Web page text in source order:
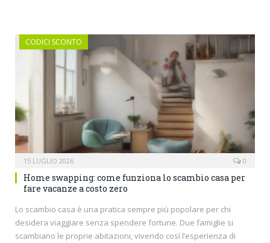
CODICI SCONTO
15 LUGLIO 2026 0
Home swapping: come funziona lo scambio casa per
fare vacanze a costo zero
Lo scambio casa è una pratica sempre più popolare per chi
desidera viaggiare senza spendere fortune. Due famiglie si
scambiano le proprie abitazioni, vivendo così l’esperienza di